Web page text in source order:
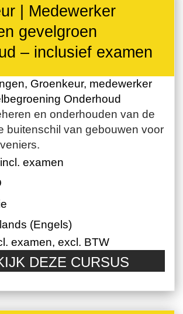
| Medewerker
gevelgroen
– inclusief examen
en onderhouden van de
buitenschil van gebouwen voor
examen
(Engels)
examen, excl. BTW
DEZE CURSUS